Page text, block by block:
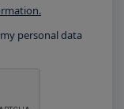
personal data